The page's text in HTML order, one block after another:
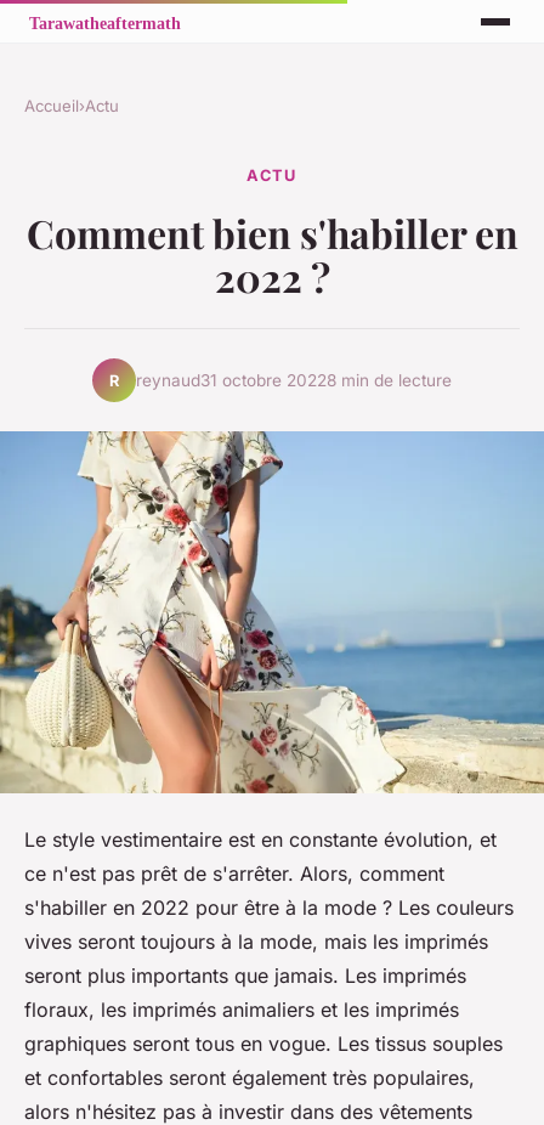
Accueil›Actu
ACTU
Comment bien s'habiller en
2022 ?
R reynaud31 octobre 20228 min de lecture
Le style vestimentaire est en constante évolution, et
ce n'est pas prêt de s'arrêter. Alors, comment
s'habiller en 2022 pour être à la mode ? Les couleurs
vives seront toujours à la mode, mais les imprimés
seront plus importants que jamais. Les imprimés
floraux, les imprimés animaliers et les imprimés
graphiques seront tous en vogue. Les tissus souples
et confortables seront également très populaires,
alors n'hésitez pas à investir dans des vêtements